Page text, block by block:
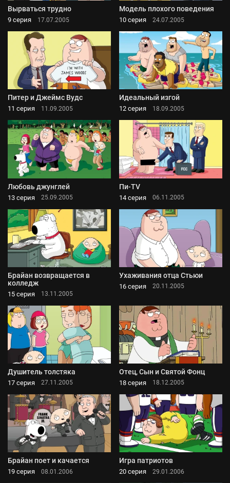
Вырваться трудно
9 серия 17.07.2005
Модель плохого поведения
10 серия 24.07.2005
Питер и Джеймс Вудс
11 серия 11.09.2005
Идеальный изгой
12 серия 18.09.2005
Любовь джунглей
13 серия 25.09.2005
Пи-TV
14 серия 06.11.2005
Брайан возвращается в
колледж
15 серия 13.11.2005
Ухаживания отца Стьюи
16 серия 20.11.2005
Душитель толстяка
17 серия 27.11.2005
Отец, Сын и Святой Фонц
18 серия 18.12.2005
Брайан поет и качается
19 серия 08.01.2006
Игра патриотов
20 серия 29.01.2006